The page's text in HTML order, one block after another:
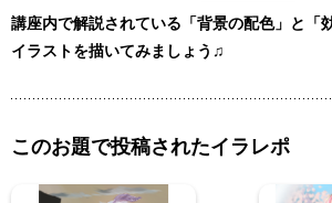
講座内で解説されている「背景の配色」と「
イラストを描いてみましょう♫
このお題で投稿されたイラレポ